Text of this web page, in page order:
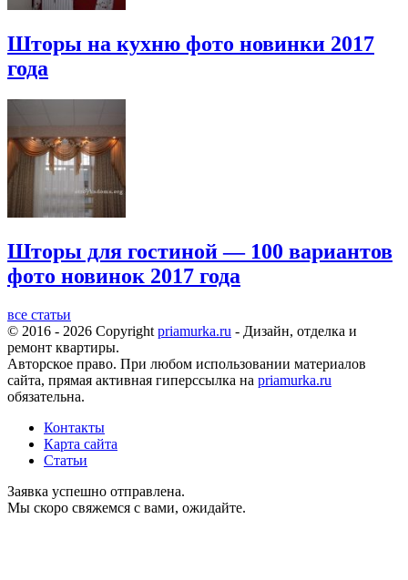
Шторы на кухню фото новинки 2017
года
Шторы для гостиной — 100 вариантов
фото новинок 2017 года
все статьи
© 2016 - 2026 Copyright priamurka.ru - Дизайн, отделка и
ремонт квартиры.
Авторское право. При любом использовании материалов
сайта, прямая активная гиперссылка на priamurka.ru
обязательна.
Контакты
Карта сайта
Статьи
Заявка успешно отправлена.
Мы скоро свяжемся с вами, ожидайте.